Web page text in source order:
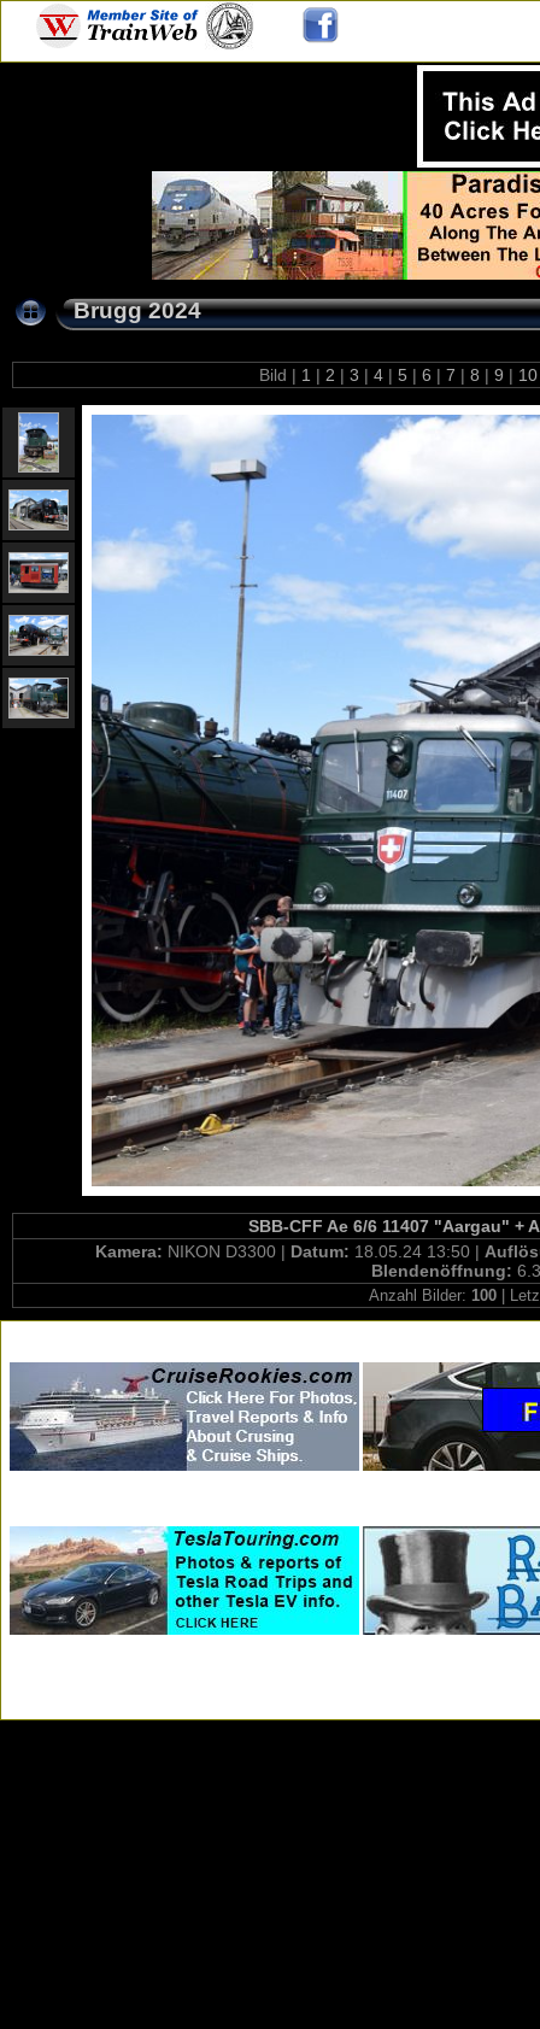
Brugg 2024
Bild | 1 | 2 | 3 | 4 | 5 | 6 | 7 | 8 | 9 |
SBB-CFF Ae 6/6 11407 "Aargau" +
Kamera: NIKON D3300 | Datum: 18.05.24 13:50 |
Blendenöffnung:
Anzahl Bilder: 100|